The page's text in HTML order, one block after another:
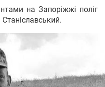
на Запоріжжі поліг